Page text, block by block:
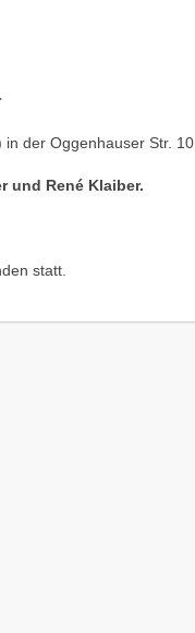
der Oggenhauser Str. 10.
und René Klaiber.
statt.